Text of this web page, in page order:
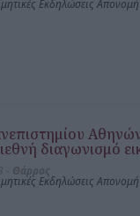
Εκδηλώσεις
διαγωνισμό
Εκδηλώσεις